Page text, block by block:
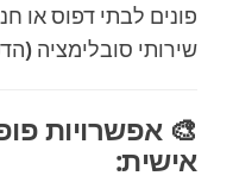
פונים לבתי דפוס או
שירותי סובלימציה
🎨אפשרויות
אישית: